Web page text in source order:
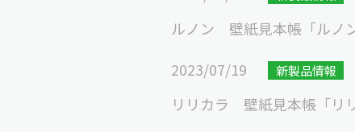
ルノン 壁紙見本帳「ルノ
2023/07/19
新製品情報
リリカラ 壁紙見本帳「リ